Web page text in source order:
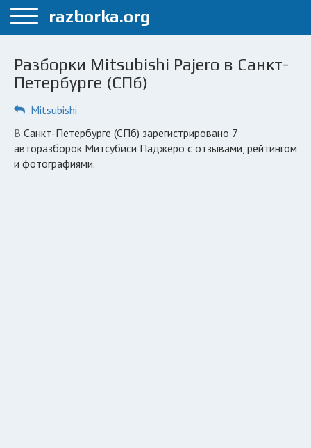
Меню
Санкт-Петербург
Автосервисы
Разборки Mitsubishi Pajero в Санкт-
Петербурге (СПб)
Mitsubishi
в Санкт-Петербурге (СПб) зарегистрировано 7
авторазборок Митсубиси Паджеро с отзывами, рейтингом
и фотографиями.
razborka.org